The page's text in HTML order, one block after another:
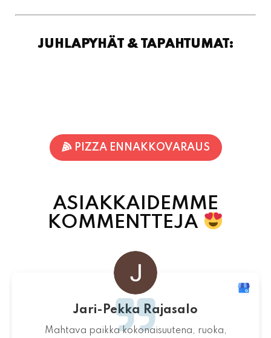
JUHLAPYHÄT & TAPAHTUMAT:
PIZZA ENNAKKOVARAUS
ASIAKKAIDEMME
KOMMENTTEJA
Jari-Pekka Rajasalo
Mahtava paikka kokonaisuutena, ruoka,